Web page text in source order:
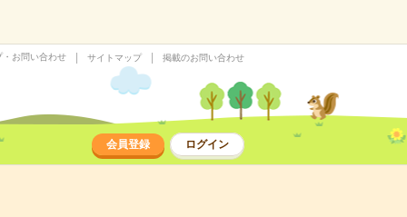
・お問い合わせ サイトマップ 掲載のお問い合わせ
会員登録 ログイン